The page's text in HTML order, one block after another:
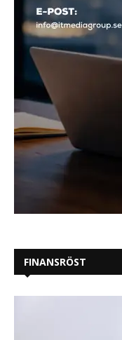
FINANSRÖST